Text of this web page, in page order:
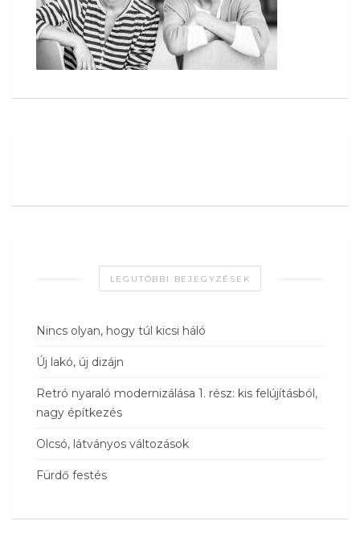
LEGUTÓBBI BEJEGYZÉSEK
Nincs olyan, hogy túl kicsi háló
Új lakó, új dizájn
Retró nyaraló modernizálása 1. rész: kis felújításból,
nagy építkezés
Olcsó, látványos változások
Fürdő festés